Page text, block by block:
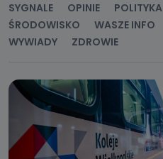
SYGNALE
OPINIE POLITYKA
ŚRODOWISKO
WASZE INFO
WYWIADY
ZDROWIE